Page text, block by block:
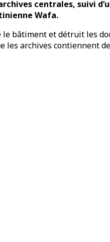
centrales, suivi
Wafa.
le bâtiment et détruit les
archives contiennent